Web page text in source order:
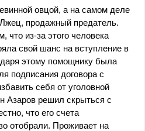
овцой, а на самом деле
продажный предатель.
что из-за этого человека
свой шанс на вступление в
этому помощнику была
подписания договора с
себя от уголовной
Азаров решил скрыться с
что его счета
отобрали. Проживает на